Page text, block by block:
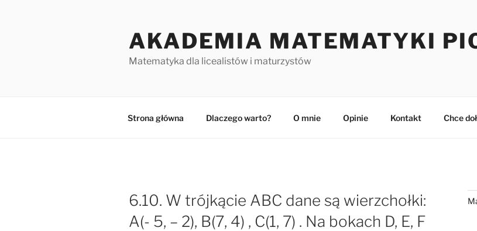
AKADEMIA MATEMATYKI
Matematyka dla licealistów i maturzystów
Strona główna Dlaczego warto? O mnie Opinie Kontakt Chce
6.10. W trójkącie ABC dane są wierzchołki:
A(- 5, – 2), B(7, 4) , C(1, 7) . Na bokach D, E, F